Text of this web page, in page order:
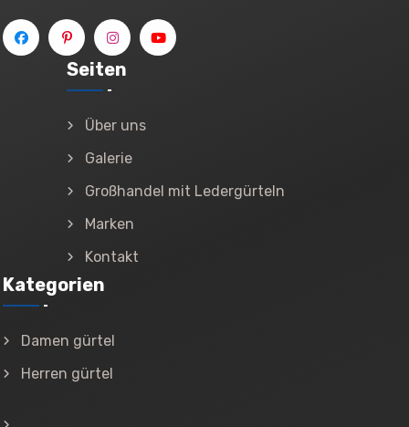
Seiten
Über uns
Galerie
Großhandel mit Ledergürteln
Marken
Kontakt
Kategorien
Damen gürtel
Herren gürtel